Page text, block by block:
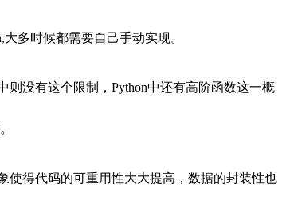
多时候都需要自己手动实现。
没有这个限制，Python中还有高阶函数这一概
使得代码的可重用性大大提高，数据的封装性也